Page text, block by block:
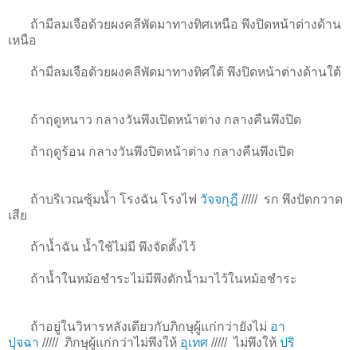
ถ้ามีลมเจือด้วยผงคลีพัดมาทางทิศเหนือ พึงปิดหน้าต่างด้าน
เหนือ
ถ้ามีลมเจือด้วยผงคลีพัดมาทางทิศใต้ พึงปิดหน้าต่างด้านใต้
ถ้าฤดูหนาว กลางวันพึงเปิดหน้าต่าง กลางคืนพึงปิด
ถ้าฤดูร้อน กลางวันพึงปิดหน้าต่าง กลางคืนพึงเปิด
ถ้าบริเวณซุ้มน้ำ โรงฉัน โรงไฟ วัจจกุฎี ///// รก พึงปัดกวาด
เสีย
ถ้าน้ำฉัน น้ำใช้ไม่มี พึงจัดตั้งไว้
ถ้าน้ำในหม้อชำระไม่มีพึงตักน้ำมาไว้ในหม้อชำระ
ถ้าอยู่ในวิหารหลังเดียวกับภิกษุผู้แก่กว่ายังไม่ อา
ปุจฉา ///// ภิกษุผู้แก่กว่าไม่พึงให้ อุเทศ ///// ไม่พึงให้ ปริ